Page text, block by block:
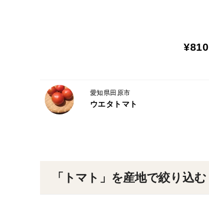
「トマト」を産地で絞り込む
¥810
愛知県田原市
ウエタトマト